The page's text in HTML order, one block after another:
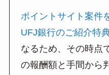
ポイントサイト案件
UFJ銀行のご紹介特
なるため、その時点
の報酬額と手間から